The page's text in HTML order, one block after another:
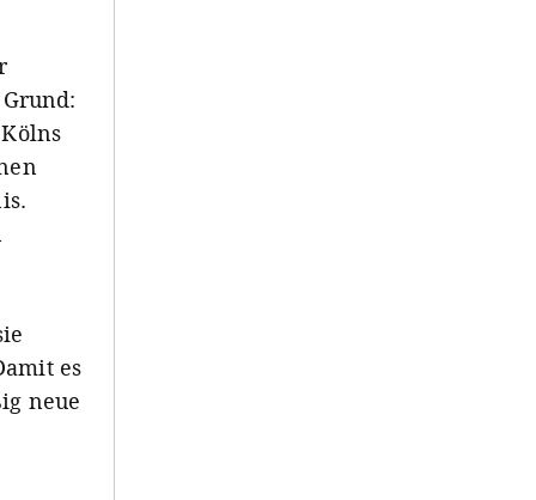
es
neue